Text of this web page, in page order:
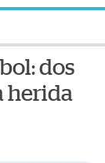
dos
herida